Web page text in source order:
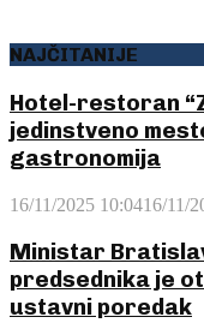
NAJČITANIJE
Hotel-restoran
jedinstveno
gastronomija
16/11/2025 10:0416/11/
Ministar
predsednika je
ustavni poredak